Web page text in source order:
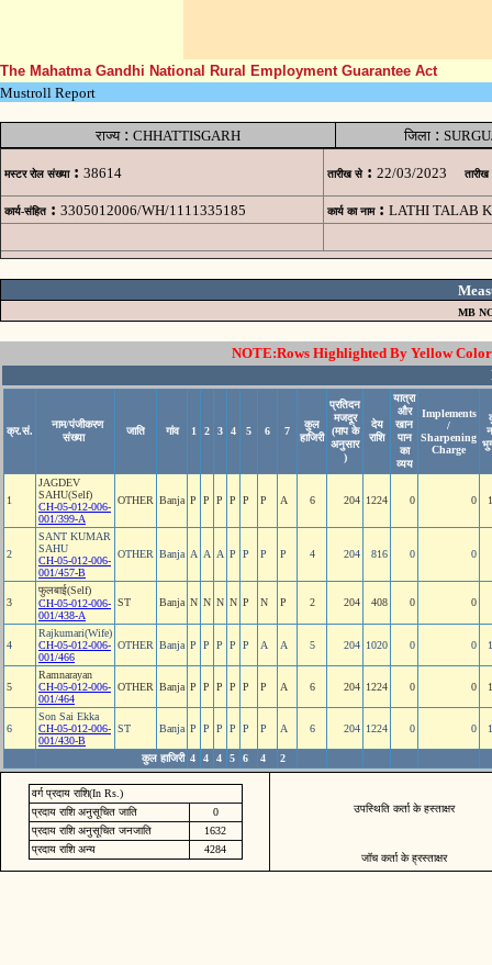
The Mahatma Gandhi National Rural Employment Guarantee Act
Mustroll Report
राज्य: CHHATTISGARH जिला :
मस्टर रोल संख्या : 38614 तारीख से : 22/03/2023 तारीख
कार्य-संहित : 3305012006/WH/1111335185 कार्य का नाम : LATHI TALAB
MB
NOTE:Rows Highlighted By Yellow
क्र.सं.
नाम/पंजीकरण
संख्या
जाति गांव 1 2 3 4 5 6 7
कुल
हाजिरी
प्रतिदन
मजदूर
(माप के
अनुसार
)
देय
राशि
यात्रा
और
खान
पान
का
व्यय
Implements
/
Sharpening
Charge
1
JAGDEV
SAHU(Self)
CH-05-012-006-
001/399-A
OTHER Banja P P P P P P A 6 204 1224 0 0
2
SANT KUMAR
SAHU
CH-05-012-006-
001/457-B
OTHER Banja A A A P P P P 4 204 816 0 0
3
फुलबाई(Self)
CH-05-012-006-
001/438-A
ST Banja N N N N P N P 2 204 408 0 0
4
Rajkumari(Wife)
CH-05-012-006-
001/466
OTHER Banja P P P P P A A 5 204 1020 0 0
5
Ramnarayan
CH-05-012-006-
001/464
OTHER Banja P P P P P P A 6 204 1224 0 0
6
Son Sai Ekka
CH-05-012-006-
001/430-B
ST Banja P P P P P P A 6 204 1224 0 0
कुल हाजिरी 4 4 4 5 6 4 2
वर्ग प्रदाय राशि(In Rs.)
प्रदाय राशि अनुसूचित जाति
0
प्रदाय राशि अनुसूचित जनजाति
1632
प्रदाय राशि अन्य
4284
उपस्थिति कर्ता के हस्ताक्षर
जॉच कर्ता के ह्रस्ताक्षर